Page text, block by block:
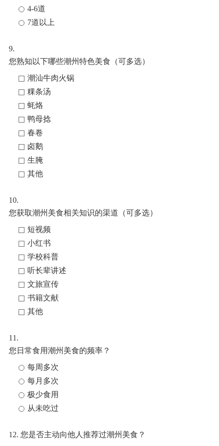
4-6道
7道以上
9.
您熟知以下哪些潮州特色美食（可多选）
潮汕牛肉火锅
粿条汤
蚝烙
鸭母捻
春卷
卤鹅
生腌
其他
10.
您获取潮州美食相关知识的渠道（可多选）
短视频
小红书
学校科普
听长辈讲述
文旅宣传
书籍文献
其他
11.
您日常食用潮州美食的频率？
每周多次
每月多次
极少食用
从未吃过
12. 您是否主动向他人推荐过潮州美食？